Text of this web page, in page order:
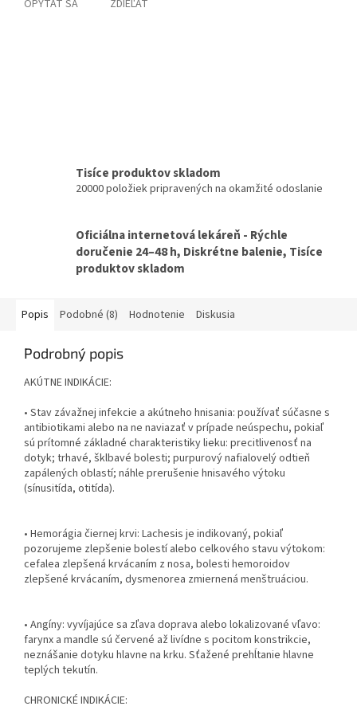
OPÝTAŤ SA ZDIEĽAŤ
Tisíce produktov skladom
20000 položiek pripravených na okamžité odoslanie
Oficiálna internetová lekáreň - Rýchle
doručenie 24–48 h, Diskrétne balenie, Tisíce
produktov skladom
Popis Podobné (8) Hodnotenie Diskusia
Podrobný popis
AKÚTNE INDIKÁCIE:
• Stav závažnej infekcie a akútneho hnisania: používať súčasne s
antibiotikami alebo na ne naviazať v prípade neúspechu, pokiaľ
sú prítomné základné charakteristiky lieku: precitlivenosť na
dotyk; trhavé, šklbavé bolesti; purpurový nafialovelý odtieň
zapálených oblastí; náhle prerušenie hnisavého výtoku
(sínusitída, otitída).
• Hemorágia čiernej krvi: Lachesis je indikovaný, pokiaľ
pozorujeme zlepšenie bolestí alebo celkového stavu výtokom:
cefalea zlepšená krvácaním z nosa, bolesti hemoroidov
zlepšené krvácaním, dysmenorea zmiernená menštruáciou.
• Angíny: vyvíjajúce sa zľava doprava alebo lokalizované vľavo:
farynx a mandle sú červené až livídne s pocitom konstrikcie,
neznášanie dotyku hlavne na krku. Sťažené prehĺtanie hlavne
teplých tekutín.
CHRONICKÉ INDIKÁCIE: